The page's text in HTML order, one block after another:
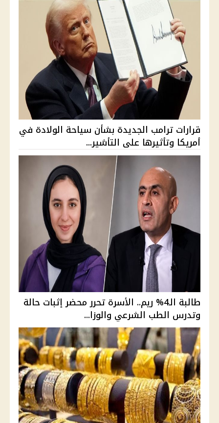
قرارات ترامب الجديدة بشأن سياحة الولادة في
أمريكا وتأثيرها على التأشير...
طالبة الـ4% ريم.. الأسرة تحرر محضر إثبات حالة
وتدرس الطب الشرعي والوزا...